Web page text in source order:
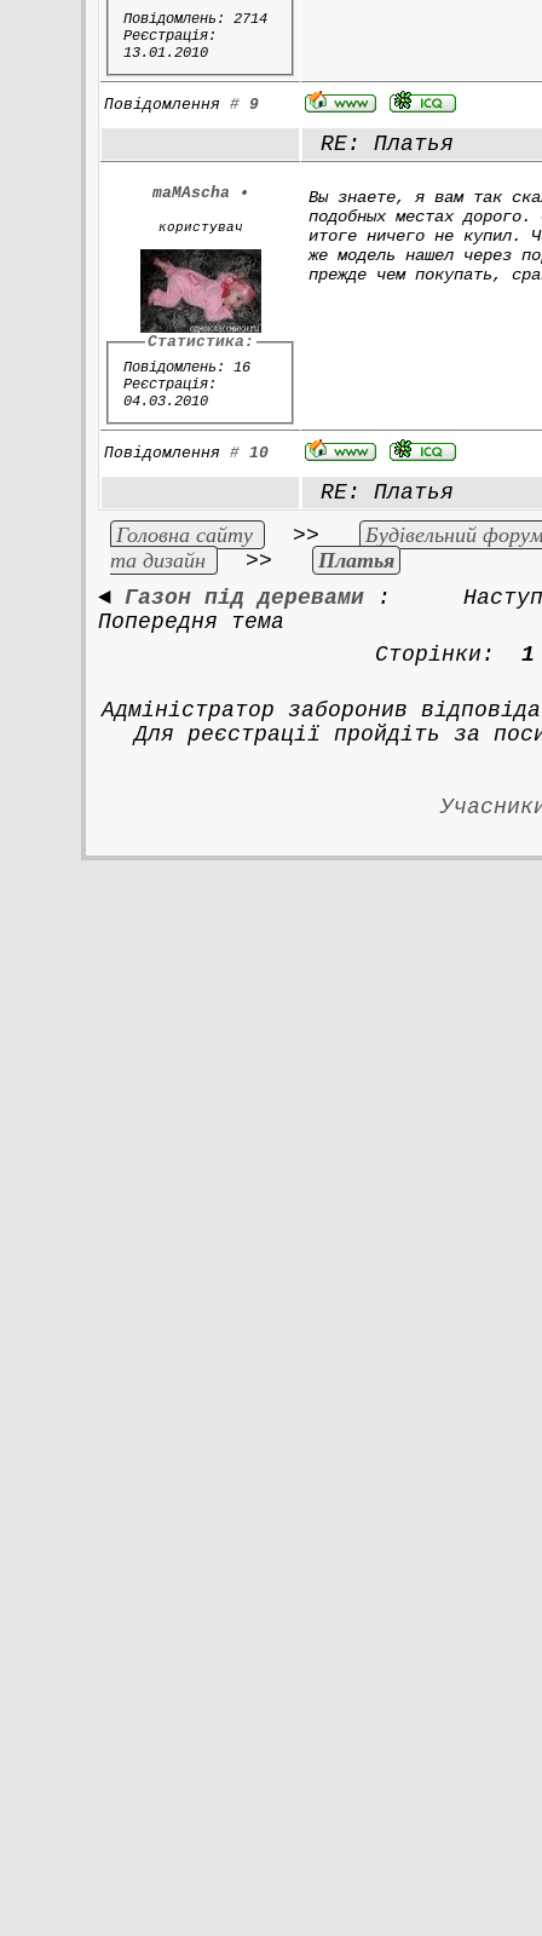
Повідомлень: 2714
Реєстрація:
13.01.2010
Повідомлення#9
RE: Платья
maMAscha •
користувач
Статистика:
Повідомлень: 16
Реєстрація:
04.03.2010
Вы знаете, я вам так
подобных местах
итоге ничего не купил.
же модель нашел через
прежде чем покупать,
Повідомлення#10
RE: Платья
Головна сайту
>>
Будівельний
та дизайн
>>
Платья
◄Газон під деревами :
Попередня тема
Сторінки:1
Адміністратор заборонив
Для реєстрації пройдіть за